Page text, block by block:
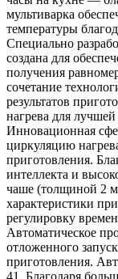
мультиварка
температуры
Специально
создана для
получения
сочетание
результатов
нагрева для
Инновационная
циркуляцию
приготовления.
интеллекта и
чаше (толщиной 2
характеристики
регулировку
Автоматическое
отложенного
приготовления.